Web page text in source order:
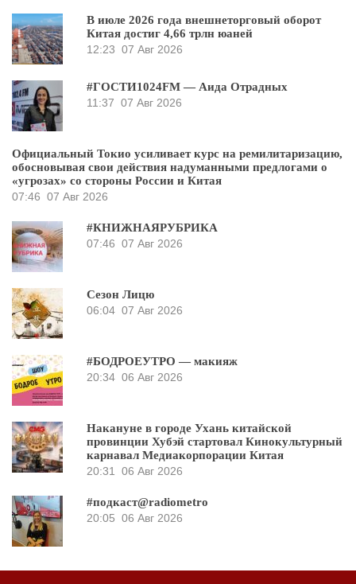
В июле 2026 года внешнеторговый оборот
Китая достиг 4,66 трлн юаней
12:23 07 Авг 2026
#ГОСТИ1024FM — Аида Отрадных
11:37 07 Авг 2026
Официальный Токио усиливает курс на ремилитаризацию,
обосновывая свои действия надуманными предлогами о
«угрозах» со стороны России и Китая
07:46 07 Авг 2026
#КНИЖНАЯРУБРИКА
07:46 07 Авг 2026
Сезон Лицю
06:04 07 Авг 2026
#БОДРОЕУТРО — макияж
20:34 06 Авг 2026
Накануне в городе Ухань китайской
провинции Хубэй стартовал Кинокультурный
карнавал Медиакорпорации Китая
20:31
06 Авг 2026
#подкаст@radiometro
20:05 06 Авг 2026